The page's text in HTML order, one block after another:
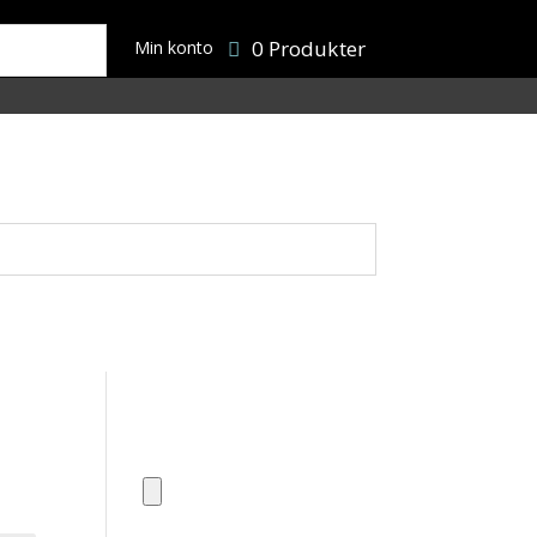
Min konto 0 Produkter